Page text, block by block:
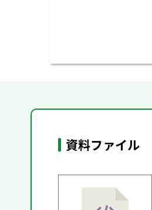
資料ファイル